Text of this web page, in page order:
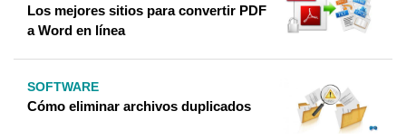
Los mejores sitios para convertir PDF
a Word en línea
SOFTWARE
Cómo eliminar archivos duplicados